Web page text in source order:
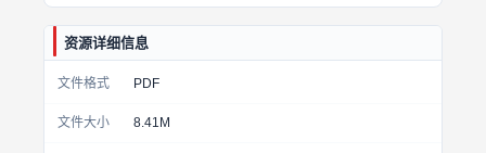
资源详细信息
文件格式 PDF
文件大小 8.41M